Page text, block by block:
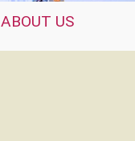
ABOUT US